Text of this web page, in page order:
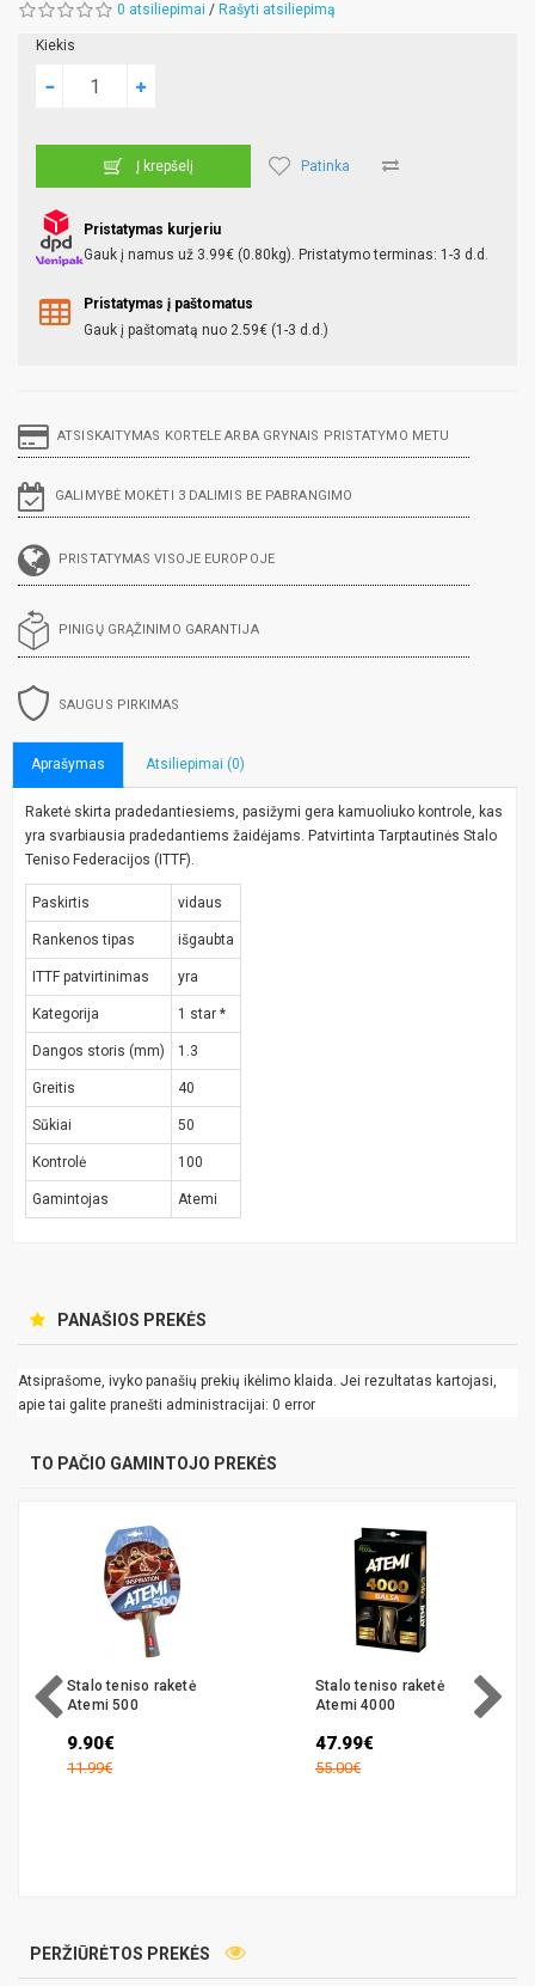
0 atsiliepimai / Rašyti atsiliepimą
Kiekis
Į krepšelį Patinka
Pristatymas kurjeriu
Gauk į namus už 3.99€ (0.80kg). Pristatymo terminas: 1-3 d.d.
Pristatymas į paštomatus
Gauk į paštomatą nuo 2.59€ (1-3 d.d.)
ATSISKAITYMAS KORTELE ARBA GRYNAIS PRISTATYMO METU
GALIMYBĖ MOKĖTI 3 DALIMIS BE PABRANGIMO
PRISTATYMAS VISOJE EUROPOJE
PINIGŲ GRĄŽINIMO GARANTIJA
SAUGUS PIRKIMAS
Aprašymas Atsiliepimai (0)
Raketė skirta pradedantiesiems, pasižymi gera kamuoliuko kontrole, kas
yra svarbiausia pradedantiems žaidėjams. Patvirtinta Tarptautinės Stalo
Teniso Federacijos (ITTF).
Paskirtis vidaus
Rankenos tipas išgaubta
ITTF patvirtinimas yra
Kategorija 1 star *
Dangos storis (mm) 1.3
Greitis 40
Sūkiai 50
Kontrolė 100
Gamintojas Atemi
PANAŠIOS PREKĖS
Atsiprašome, ivyko panašių prekių ikėlimo klaida. Jei rezultatas kartojasi,
apie tai galite pranešti administracijai: 0 error
TO PAČIO GAMINTOJO PREKĖS
Stalo teniso raketė
Atemi 500
9.90€
11.99€
Stalo teniso raketė
Atemi 4000
47.99€
55.00€
PERŽIŪRĖTOS PREKĖS